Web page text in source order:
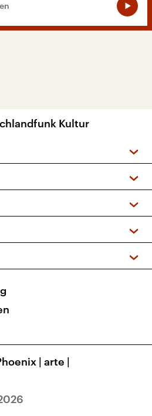
Kultur
Podcasts
+ DAB+)
| arte |